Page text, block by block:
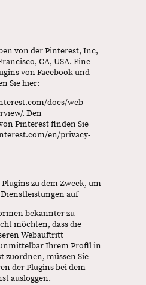
von der Pinterest, Inc,
CA, USA. Eine
von Facebook und
Sie hier:
docs/web-
. Den
Pinterest finden Sie
en/privacy-
zu dem Zweck, um
auf
bekannter zu
möchten, dass die
Webauftritt
Ihrem Profil in
zuordnen, müssen Sie
der Plugins bei dem
ausloggen.